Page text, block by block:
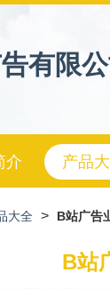
有限公
介 产品
大全 > B站广告
B站